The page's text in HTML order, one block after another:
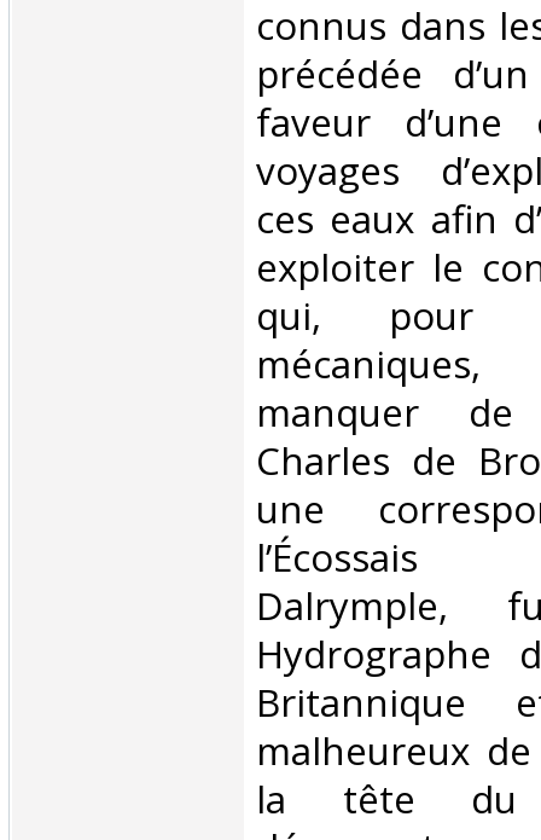
connus dans
précédée
faveur d’une
voyages
ces eaux afin
exploiter le
qui, pour
manquer de
Charles de
une
Dalrymple,
Hydrographe
Britannique
malheureux
la tête du